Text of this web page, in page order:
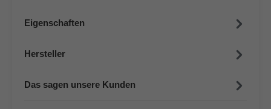
Eigenschaften
Hersteller
Das sagen unsere Kunden